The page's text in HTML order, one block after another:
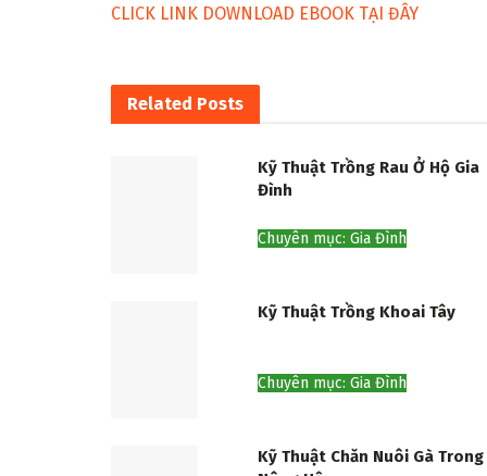
CLICK LINK DOWNLOAD EBOOK TẠI ĐÂY
Related Posts
Kỹ Thuật Trồng Rau Ở Hộ Gia
Đình
Chuyên mục: Gia Đình
Kỹ Thuật Trồng Khoai Tây
Chuyên mục: Gia Đình
Kỹ Thuật Chăn Nuôi Gà Trong